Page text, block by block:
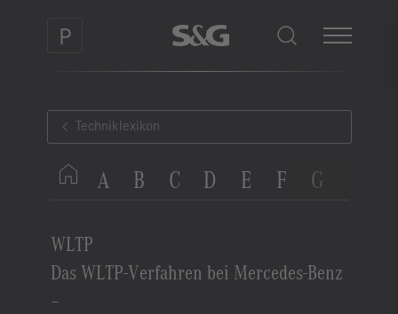
Techniklexikon
A B C D E F G
WLTP
Das WLTP-Verfahren bei Mercedes-Benz
–